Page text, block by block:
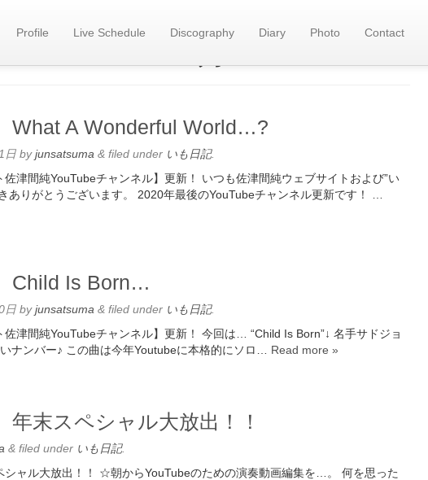
Profile Live Schedule Discography Diary Photo Contact
What A Wonderful World…?
日 byjunsatsuma & filed under いも日記.
津間純YouTubeチャンネル】更新！ いつも佐津間純ウェブサイトおよび”い
ありがとうございます。 2020年最後のYouTubeチャンネル更新です！ …
Child Is Born…
日 byjunsatsuma & filed under いも日記.
津間純YouTubeチャンネル】更新！ 今回は… “Child Is Born”↓ 名手サドジョ
ナンバー♪ この曲は今年Youtubeに本格的にソロ… Read more »
年末スペシャル大放出！！
& filed under いも日記.
シャル大放出！！ ☆朝からYouTubeのための演奏動画編集を…。 何を思った